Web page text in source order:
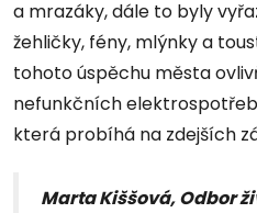
a mrazáky, dále to byly
žehličky, fény, mlýnky a
tohoto úspěchu města
nefunkčních
která probíhá na zdejších
Marta Kiššová, Odbor